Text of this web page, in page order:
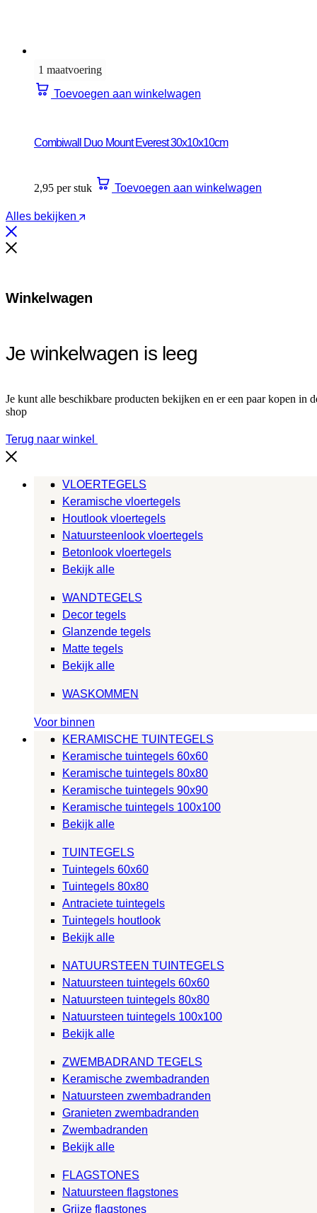
1 maatvoering
Toevoegen aan winkelwagen
Combiwall Duo Mount Everest 30x10x10cm
2,95 per stuk Toevoegen aan winkelwagen
Alles bekijken
Winkelwagen
Je winkelwagen is leeg
Je kunt alle beschikbare producten bekijken en er een paar kopen in
shop
Terug naar winkel
VLOERTEGELS
Keramische vloertegels
Houtlook vloertegels
Natuursteenlook vloertegels
Betonlook vloertegels
Bekijk alle
WANDTEGELS
Decor tegels
Glanzende tegels
Matte tegels
Bekijk alle
WASKOMMEN
Voor binnen
KERAMISCHE TUINTEGELS
Keramische tuintegels 60x60
Keramische tuintegels 80x80
Keramische tuintegels 90x90
Keramische tuintegels 100x100
Bekijk alle
TUINTEGELS
Tuintegels 60x60
Tuintegels 80x80
Antraciete tuintegels
Tuintegels houtlook
Bekijk alle
NATUURSTEEN TUINTEGELS
Natuursteen tuintegels 60x60
Natuursteen tuintegels 80x80
Natuursteen tuintegels 100x100
Bekijk alle
ZWEMBADRAND TEGELS
Keramische zwembadranden
Natuursteen zwembadranden
Granieten zwembadranden
Zwembadranden
Bekijk alle
FLAGSTONES
Natuursteen flagstones
Grijze flagstones